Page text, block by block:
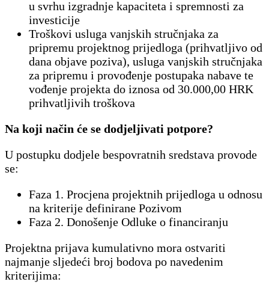
u svrhu izgradnje kapaciteta i spremnosti za
investicije
Troškovi usluga vanjskih stručnjaka za
pripremu projektnog prijedloga (prihvatljivo od
dana objave poziva), usluga vanjskih stručnjaka
za pripremu i provođenje postupaka nabave te
vođenje projekta do iznosa od 30.000,00 HRK
prihvatljivih troškova
Na koji način će se dodjeljivati potpore?
U postupku dodjele bespovratnih sredstava provode
se:
Faza 1. Procjena projektnih prijedloga u odnosu
na kriterije definirane Pozivom
Faza 2. Donošenje Odluke o financiranju
Projektna prijava kumulativno mora ostvariti
najmanje sljedeći broj bodova po navedenim
kriterijima: